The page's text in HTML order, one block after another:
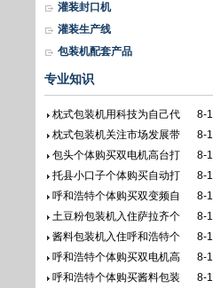
灌装封口机
灌装生产线
包装机配套产品
专业知识
枕式包装机用科技为自己代
8-
枕式包装机关注市场发展带
8-
包头个体购买双电机高台打
8-
托县小口子个体购买自动打
8-
呼和浩特个体购买双变频自
8-
土豆粉包装机入住萨拉齐个
8-
酱料包装机入住呼和浩特个
8-
呼和浩特个体购买双电机高
8-
呼和浩特个体购买酱料包装
8-